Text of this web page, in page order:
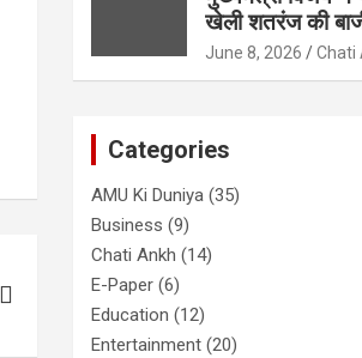
खेली शतरंज की
June 8, 2026 Chati
Categories
AMU Ki Duniya (35)
Business (9)
Chati Ankh (14)
E-Paper (6)
Education (12)
Entertainment (20)